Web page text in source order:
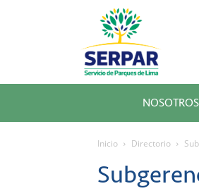
SERPAR
–
Servicio
de
Parques
de
NOSOTROS
Inicio Directorio